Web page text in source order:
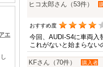
ヒコ太郎さん（53件）
おすすめ度
今回、AUDI-S4に車両入
これがないと始まらない
KFさん（70件） 購入者